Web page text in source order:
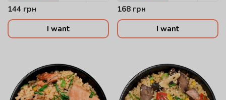
144 грн
I want
168 грн
I want